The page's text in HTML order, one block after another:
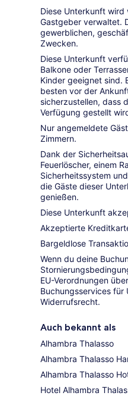
Diese Unterkunft wird
Gastgeber verwaltet.
gewerblichen,
Zwecken.
Diese Unterkunft
Balkone oder
Kinder geeignet sind.
besten vor der
sicherzustellen, dass
Verfügung gestellt
Nur angemeldete
Zimmern.
Dank der
Feuerlöscher, einem
Sicherheitssystem
die Gäste dieser
genießen.
Diese Unterkunft
Akzeptierte
Bargeldlose
Wenn du deine
EU-Verordnungen
Buchungsservices
Widerrufsrecht.
Auch bekannt als
Alhambra Thalasso
Alhambra Thalasso
Alhambra Thalasso
Hotel Alhambra